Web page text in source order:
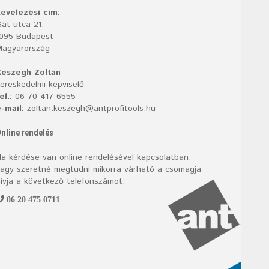
cím:
utca 21,
Budapest
Zoltán
képviselő
06 70 417 6555
mail: zoltan.keszegh@antprofitools.hu
rendelés
kérdése van online rendelésével kapcsolatban,
szeretné megtudni mikorra várható a csomagja
a következő telefonszámot:
06 20 475 0711